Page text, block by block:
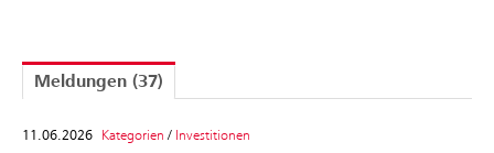
Meldungen (37)
11.06.2026 Kategorien / Investitionen